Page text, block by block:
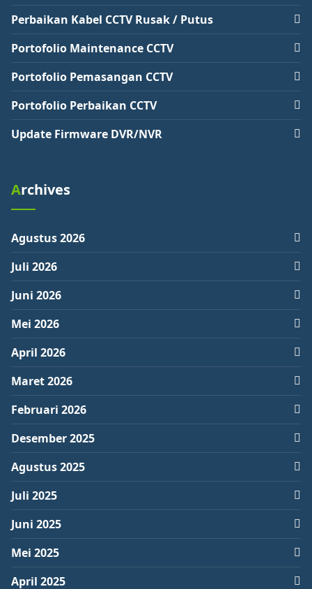
Perbaikan Kabel CCTV Rusak / Putus
Portofolio Maintenance CCTV
Portofolio Pemasangan CCTV
Portofolio Perbaikan CCTV
Update Firmware DVR/NVR
Archives
Agustus 2026
Juli 2026
Juni 2026
Mei 2026
April 2026
Maret 2026
Februari 2026
Desember 2025
Agustus 2025
Juli 2025
Juni 2025
Mei 2025
April 2025